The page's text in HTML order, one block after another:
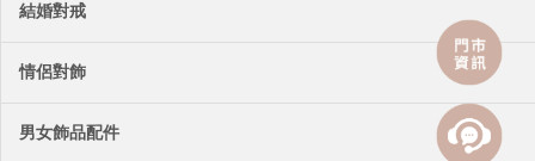
結婚對戒
情侶對飾
男女飾品配件